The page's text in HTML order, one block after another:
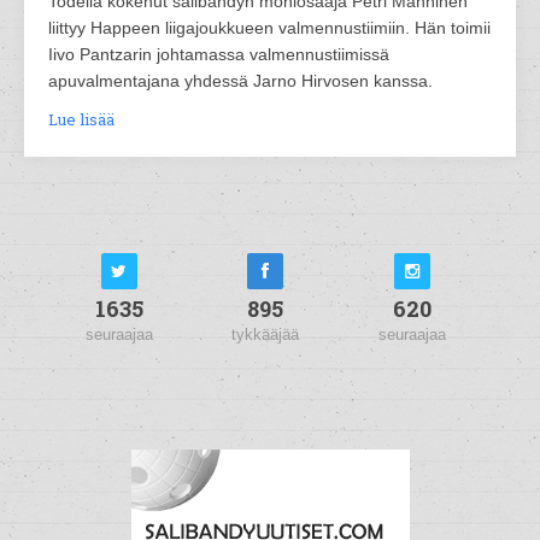
liittyy Happeen liigajoukkueen valmennustiimiin. Hän toimii
Iivo Pantzarin johtamassa valmennustiimissä
apuvalmentajana yhdessä Jarno Hirvosen kanssa.
Lue lisää
1635
seuraajaa
895
tykkääjää
620
seuraajaa